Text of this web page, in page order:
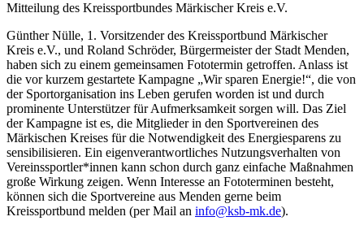
Mitteilung des Kreissportbundes Märkischer Kreis e.V.
Günther Nülle, 1. Vorsitzender des Kreissportbund Märkischer
Kreis e.V., und Roland Schröder, Bürgermeister der Stadt Menden,
haben sich zu einem gemeinsamen Fototermin getroffen. Anlass ist
die vor kurzem gestartete Kampagne „Wir sparen Energie!“, die von
der Sportorganisation ins Leben gerufen worden ist und durch
prominente Unterstützer für Aufmerksamkeit sorgen will. Das Ziel
der Kampagne ist es, die Mitglieder in den Sportvereinen des
Märkischen Kreises für die Notwendigkeit des Energiesparens zu
sensibilisieren. Ein eigenverantwortliches Nutzungsverhalten von
Vereinssportler*innen kann schon durch ganz einfache Maßnahmen
große Wirkung zeigen. Wenn Interesse an Fototerminen besteht,
können sich die Sportvereine aus Menden gerne beim
Kreissportbund melden (per Mail an info@ksb-mk.de).